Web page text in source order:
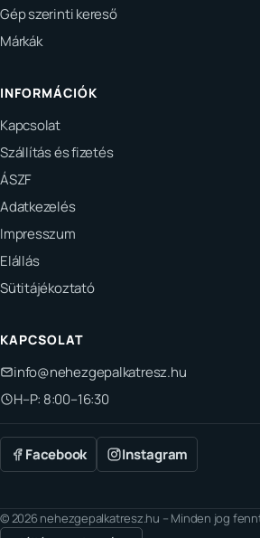
Gép szerinti kereső
Márkák
INFORMÁCIÓK
Kapcsolat
Szállítás és fizetés
ÁSZF
Adatkezelés
Impresszum
Elállás
Sütitájékoztató
KAPCSOLAT
info@nehezgepalkatresz.hu
H–P: 8:00–16:30
Facebook Instagram
© 2026 nehezgepalkatresz.hu – Minden jog